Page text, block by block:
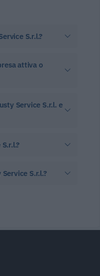
S.r.l.?
attiva o
Service S.r.l. e
S.r.l.?